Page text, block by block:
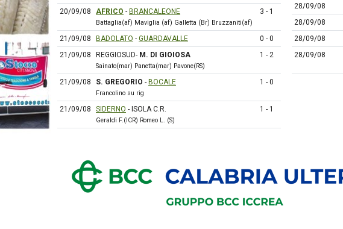
20/09/08 AFRICO - BRANCALEONE
Battaglia(af) Maviglia (af) Galletta (Br) Bruzzaniti(af)
3 - 1
21/09/08 BADOLATO - GUARDAVALLE
0 - 0
21/09/08
REGGIOSUD- M. DI GIOIOSA
Sainato(mar) Panetta(mar) Pavone(RS)
1 - 2
21/09/08 S. GREGORIO - BOCALE
Francolino su rig
1 - 0
21/09/08 SIDERNO - ISOLA C.R.
Geraldi F.(ICR) Romeo L. (S)
1 - 1
28/09/08
28/09/08
28/09/08
28/09/08